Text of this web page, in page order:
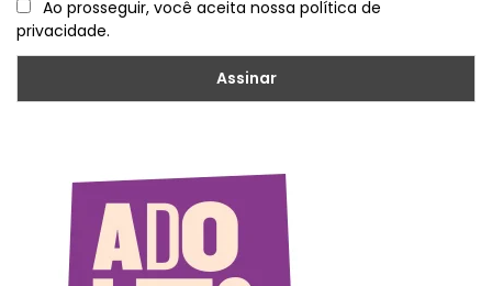
Ao prosseguir, você aceita nossa política de
privacidade.